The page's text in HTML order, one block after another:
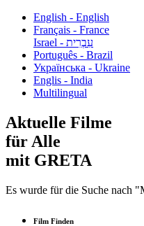
English - English
Français - France
עִבְרִית - Israel
Português - Brazil
Українська - Ukraine
Englis - India
Multilingual
Aktuelle Filme
für Alle
mit GRETA
Es wurde für die Suche nach
Film Finden